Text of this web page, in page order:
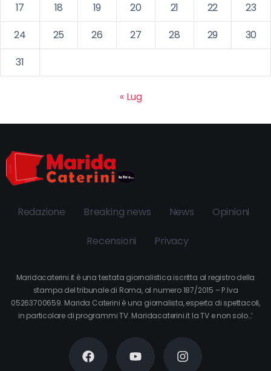
17
18 19 20 21 22
23
24
25 26 27 28 29
30
31
« Lug
Redazione Breaking news News Opinioni
Recensioni Privacy
Maridacaterini.it è una testata giornalistica iscritta al registro della
stampa del tribunale di Roma, al numero 187/2015 – P.Iva
05263700659. Marida Caterini è una giornalista, esperta di spettacoli,
in particolare di programmi TV. Maridacaterini.it la TV e non solo…’